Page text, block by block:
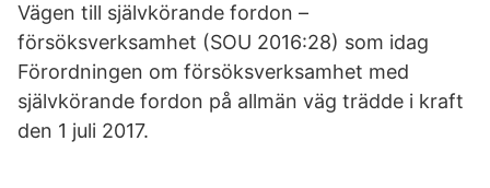
Vägen till självkörande fordon –
försöksverksamhet (SOU 2016:28) som idag
Förordningen om försöksverksamhet med
självkörande fordon på allmän väg trädde i kraft
den 1 juli 2017.